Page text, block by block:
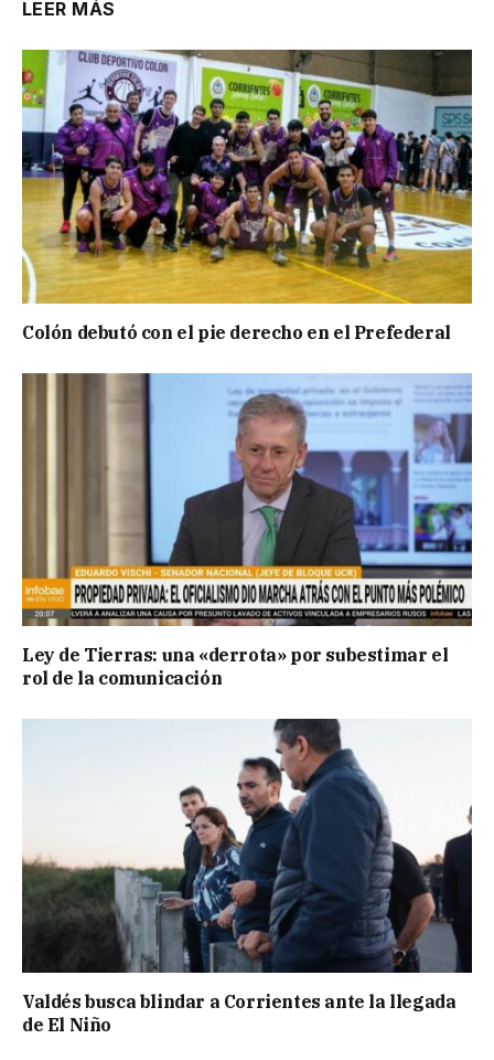
LEER MÁS
Colón debutó con el pie derecho en el Prefederal
Ley de Tierras: una «derrota» por subestimar el
rol de la comunicación
Valdés busca blindar a Corrientes ante la llegada
de El Niño